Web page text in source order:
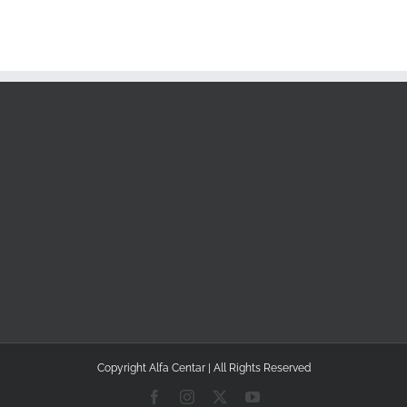
Copyright Alfa Centar | All Rights Reserved
FacebookInstagram
TwitterYouTube